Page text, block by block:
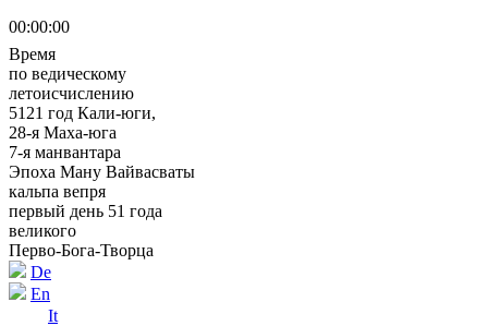
00:00:00
Время
по ведическому
летоисчислению
5121 год Кали-юги,
28-я Маха-юга
7-я манвантара
Эпоха Ману Вайвасваты
кальпа вепря
первый день 51 года
великого
Перво-Бога-Творца
De
En
It